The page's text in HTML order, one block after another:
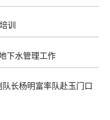
训
下水管理工作
长杨明富率队赴玉门口